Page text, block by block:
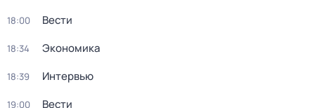
18:00 Вести
18:34 Экономика
18:39 Интервью
19:00 Вести